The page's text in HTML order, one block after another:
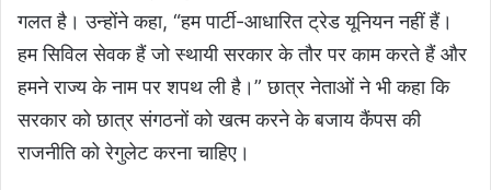
गलत है। उन्होंने कहा, “हम पार्टी-आधारित ट्रेड यूनियन नहीं हैं।
हम सिविल सेवक हैं जो स्थायी सरकार के तौर पर काम करते हैं और
हमने राज्य के नाम पर शपथ ली है।” छात्र नेताओं ने भी कहा कि
सरकार को छात्र संगठनों को खत्म करने के बजाय कैंपस की
राजनीति को रेगुलेट करना चाहिए।